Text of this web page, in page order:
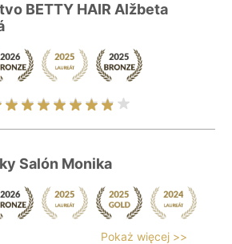
BETTY HAIR Alžbeta
Salón Monika
Pokaż więcej >>